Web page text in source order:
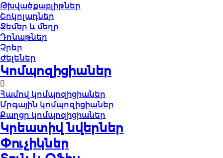
Թխվածքաբլիթներ
Շոկոլադներ
Ջեմեր և մեղր
Դոնաթներ
Չրեր
Ժելեներ
Կոմպոզիցիաներ
Համով կոմպոզիցիաներ
Մրգային կոմպոզիցիաներ
Քաղցր կոմպոզիցիաներ
Կրեատիվ նվերներ
Փուչիկներ